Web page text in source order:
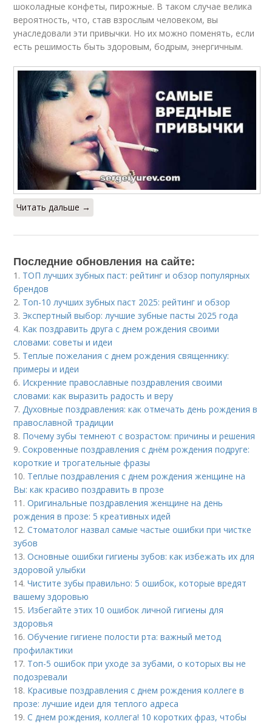
шоколадные конфеты, пирожные. В таком случае велика
вероятность, что, став взрослым человеком, вы
унаследовали эти привычки. Но их можно поменять, если
есть решимость быть здоровым, бодрым, энергичным.
Читать дальше →
Последние обновления на сайте:
1. ТОП лучших зубных паст: рейтинг и обзор популярных
брендов
2. Топ-10 лучших зубных паст 2025: рейтинг и обзор
3. Экспертный выбор: лучшие зубные пасты 2025 года
4. Как поздравить друга с днем рождения своими
словами: советы и идеи
5. Теплые пожелания с днем рождения священнику:
примеры и идеи
6. Искренние православные поздравления своими
словами: как выразить радость и веру
7.Духовные поздравления: как отмечать день рождения в
православной традиции
8. Почему зубы темнеют с возрастом: причины и решения
9.Сокровенные поздравления с днём рождения подруге:
короткие и трогательные фразы
10. Теплые поздравления с днем рождения женщине на
Вы: как красиво поздравить в прозе
11.Оригинальные поздравления женщине на день
рождения в прозе: 5 креативных идей
12.Стоматолог назвал самые частые ошибки при чистке
зубов
13.Основные ошибки гигиены зубов: как избежать их для
здоровой улыбки
14.Чистите зубы правильно: 5 ошибок, которые вредят
вашему здоровью
15. Избегайте этих 10 ошибок личной гигиены для
здоровья
16.Обучение гигиене полости рта: важный метод
профилактики
17. Топ-5 ошибок при уходе за зубами, о которых вы не
подозревали
18. Красивые поздравления с днем рождения коллеге в
прозе: лучшие идеи для теплого адреса
19.С днем рождения, коллега! 10 коротких фраз, чтобы